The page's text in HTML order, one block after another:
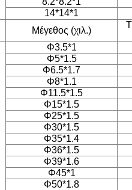
14*14*1
Μέγεθος (χιλ.)
Φ3.5*1
Φ5*1.5
Φ6.5*1.7
Φ8*1.1
Φ11.5*1.5
Φ15*1.5
Φ25*1.5
Φ30*1.5
Φ35*1.4
Φ36*1.5
Φ39*1.6
Φ45*1
Φ50*1.8